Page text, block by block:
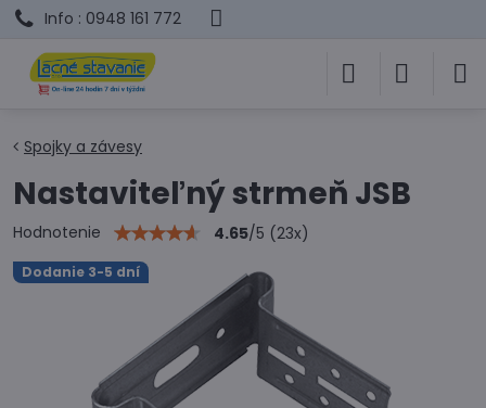
Info : 0948 161 772
Dodanie 3-5 dní
Spojky a závesy
Nastaviteľný strmeň JSB
Hodnotenie 4.65/5 (23x)